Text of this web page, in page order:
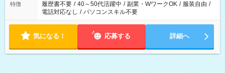
特徴 履歴書不要 / 40～50代活躍中 / 副業・WワークOK / 服装自由 /
電話対応なし / パソコンスキル不要
気になる！ 応募する 詳細へ